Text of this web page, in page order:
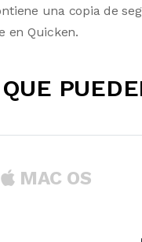
una copia de
en Quicken.
MAC OS